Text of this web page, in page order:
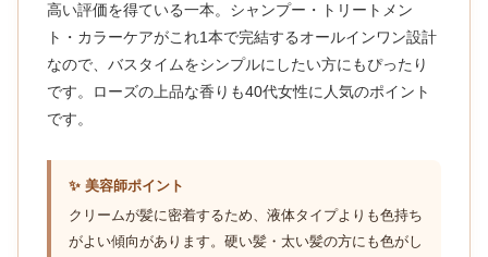
高い評価を得ている一本。シャンプー・トリートメン
ト・カラーケアがこれ1本で完結するオールインワン設計
なので、バスタイムをシンプルにしたい方にもぴったり
です。ローズの上品な香りも40代女性に人気のポイント
です。
✨ 美容師ポイント
クリームが髪に密着するため、液体タイプよりも色持ち
がよい傾向があります。硬い髪・太い髪の方にも色がし